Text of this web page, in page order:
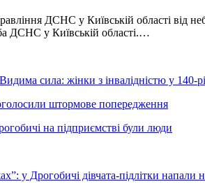
ДСНС у Київській області від
ДСНС у Київській області.…
сила: жінки з інвалідністю у 140-
штормове попередження
на підприємстві були люди
у Дрогобичі дівчата-підлітки